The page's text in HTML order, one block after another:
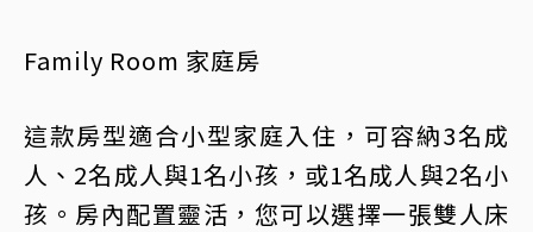
Family Room 家庭房
這款房型適合小型家庭入住，可容納3名成
人、2名成人與1名小孩，或1名成人與2名小
孩。房內配置靈活，您可以選擇一張雙人床